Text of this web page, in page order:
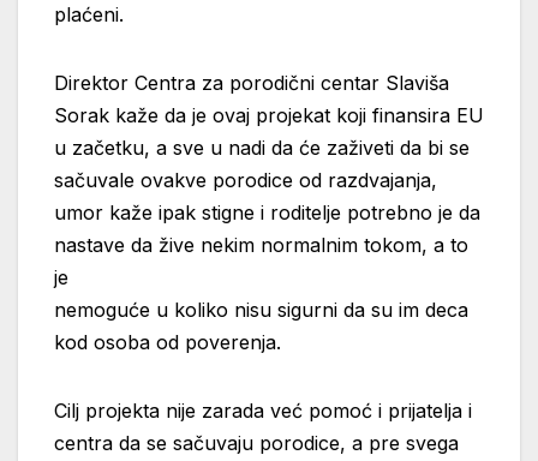
plaćeni.
Direktor Centra za porodični centar Slaviša
Sorak kaže da je ovaj projekat koji finansira EU
u začetku, a sve u nadi da će zaživeti da bi se
sačuvale ovakve porodice od razdvajanja,
umor kaže ipak stigne i roditelje potrebno je da
nastave da žive nekim normalnim tokom, a to
je
nemoguće u koliko nisu sigurni da su im deca
kod osoba od poverenja.
Cilj projekta nije zarada već pomoć i prijatelja i
centra da se sačuvaju porodice, a pre svega